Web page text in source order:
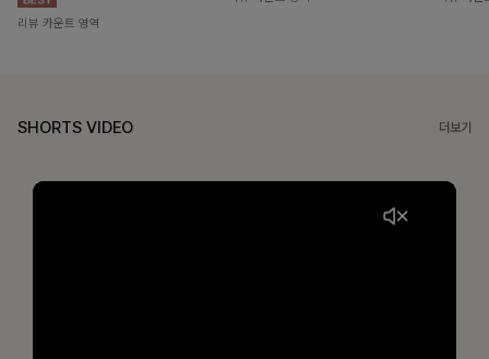
리뷰 카운트 영역
SHORTS VIDEO 더보기